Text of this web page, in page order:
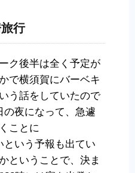
行
ク後半は全く予定が
で横須賀にバーベキ
う話をしていたので
の夜になって、急遽
ことに
という予報も出てい
ということで、決ま